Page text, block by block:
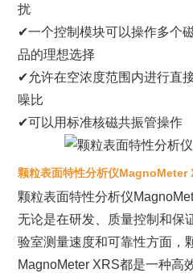
扰
✔一个控制模块可以操作多个
品的理想选择
✔允许在空浓度范围内进行直
噪比
✔可以用标准核磁共振管操作
颗粒表面特性分析仪MagnoMeter
颗粒表面特性分析仪
无论是在研发、质量控制和保
验室测量速度和可靠性方面，
MagnoMeter XRS都是一种高